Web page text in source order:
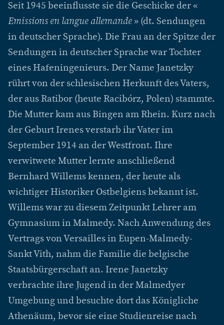
Seit 1945 beeinflusste sie die Geschicke der «
Emissions en langue allemande » (dt. Sendungen
in deutscher Sprache). Die Frau an der Spitze der
Sendungen in deutscher Sprache war Tochter
eines Hafeningenieurs. Der Name Janetzky
rührt von der schlesischen Herkunft des Vaters,
der aus Ratibor (heute Racibórz, Polen) stammte.
Die Mutter kam aus Bingen am Rhein. Kurz nach
der Geburt Irenes verstarb ihr Vater im
September 1914 an der Westfront. Ihre
verwitwete Mutter lernte anschließend
Bernhard Willems kennen, der heute als
wichtiger Historiker Ostbelgiens bekannt ist.
Willems war zu diesem Zeitpunkt Lehrer am
Gymnasium in Malmedy. Nach Anwendung des
Vertrags von Versailles in Eupen-Malmedy-
Sankt Vith, nahm die Familie die belgische
Staatsbürgerschaft an. Irene Janetzky
verbrachte ihre Jugend in der Malmedyer
Umgebung und besuchte dort das Königliche
Athenäum, bevor sie eine Studienreise nach